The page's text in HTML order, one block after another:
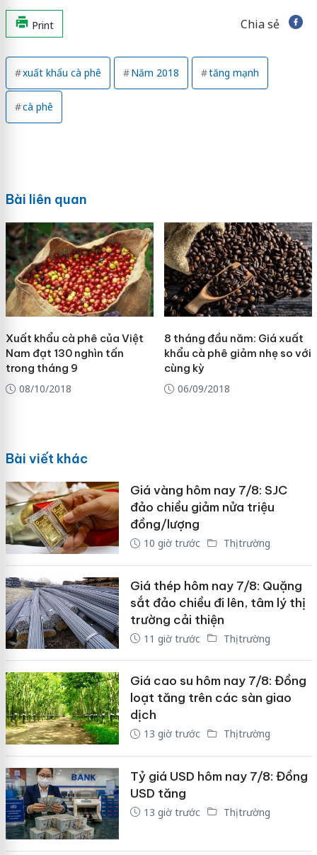
Print Chia sẻ
xuất khẩu cà phê Năm 2018 tăng mạnh
cà phê
Bài liên quan
Xuất khẩu cà phê của Việt
Nam đạt 130 nghìn tấn
trong tháng 9
08/10/2018
8 tháng đầu năm: Giá xuất
khẩu cà phê giảm nhẹ so với
cùng kỳ
06/09/2018
Bài viết khác
Giá vàng hôm nay 7/8: SJC
đảo chiều giảm nửa triệu
đồng/lượng
10 giờ trước Thị trường
Giá thép hôm nay 7/8: Quặng
sắt đảo chiều đi lên, tâm lý thị
trường cải thiện
11 giờ trước Thị trường
Giá cao su hôm nay 7/8: Đồng
loạt tăng trên các sàn giao
dịch
13 giờ trước Thị trường
Tỷ giá USD hôm nay 7/8: Đồng
USD tăng
13 giờ trước Thị trường